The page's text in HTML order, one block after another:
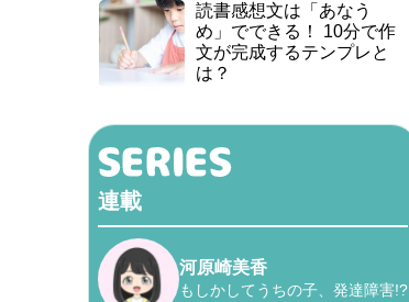
読書感想文は「あなう
め」でできる！ 10分で作
文が完成するテンプレと
は？
連載
河原崎美香
もしかしてうちの子、発達障害!?